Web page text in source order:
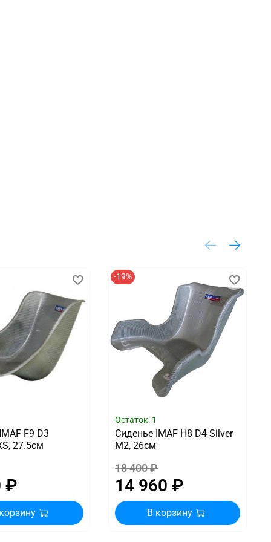
F9 D3
27.5см
₽
-19%
Остаток: 1
Сиденье IMAF H8 D4 Silver
M2, 26см
18 400 ₽
14 960 ₽
В корзину